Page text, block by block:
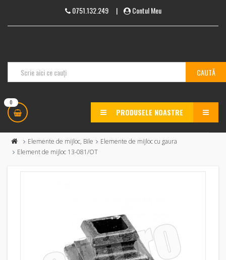
0751.132.249| Contul Meu
0
PRODUSELE NOASTRE MENU
Elemente de mijloc, Bile
Elemente de mijloc cu gaura
Element de mijloc 13-081/OT